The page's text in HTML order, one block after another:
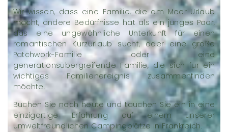
Wir wissen, dass eine Familie, die am Meer Urlaub
macht, andere Bedürfnisse hat als ein junges Paar,
das eine ungewöhnliche Unterkunft für einen
romantischen Kurzurlaub sucht, oder eine große
Patchwork-Familie oder eine
generationsübergreifende Familie, die sich für ein
wichtiges Familienereignis zusammenfinden
möchte.
Buchen Sie noch heute und tauchen Sie ein in eine
einzigartige Erfahrung auf einem unserer
umweltfreundlichen Campingplätze in Frankreich.